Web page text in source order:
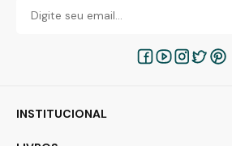
INSTITUCIONAL